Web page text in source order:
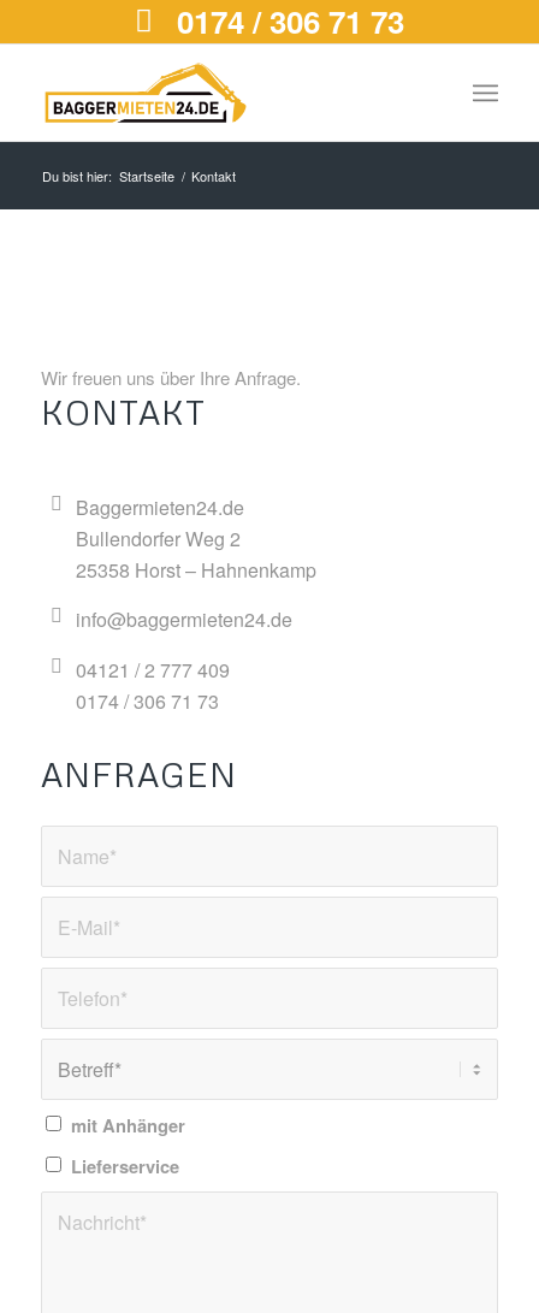
0174 / 306 71 73
Du bist hier: Startseite / Kontakt
Wir freuen uns über Ihre Anfrage.
KONTAKT
Baggermieten24.de
Bullendorfer Weg 2
25358 Horst – Hahnenkamp
info@baggermieten24.de
04121 / 2 777 409
0174 / 306 71 73
ANFRAGEN
mit Anhänger
Lieferservice